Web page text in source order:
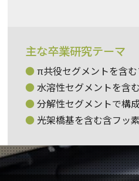
主な卒業研究テーマ
π共役セグメントを含
水溶性セグメントを含
分解性セグメントで構
光架橋基を含む含フッ